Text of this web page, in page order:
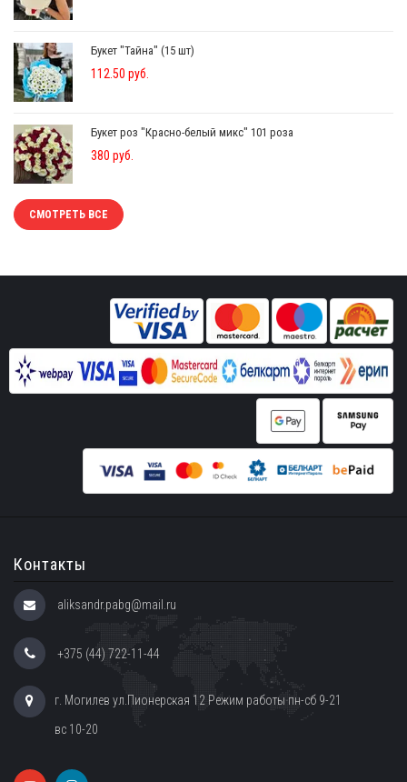
Букет "Тайна" (15 шт)
112.50 руб.
Букет роз "Красно-белый микс" 101 роза
380 руб.
СМОТРЕТЬ ВСЕ
Контакты
aliksandr.pabg@mail.ru
+375 (44) 722-11-44
г. Могилев ул.Пионерская 12 Режим работы пн-сб 9-21
вс 10-20